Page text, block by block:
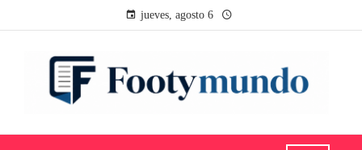
jueves, agosto 6